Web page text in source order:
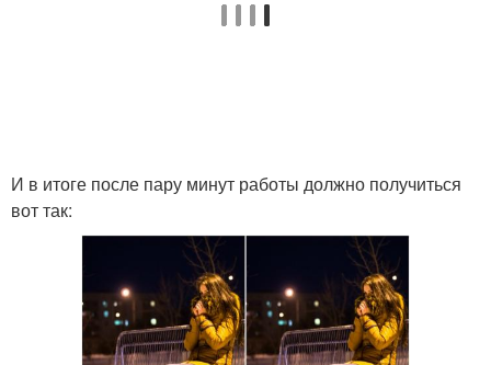
И в итоге после пару минут работы должно получиться
вот так: